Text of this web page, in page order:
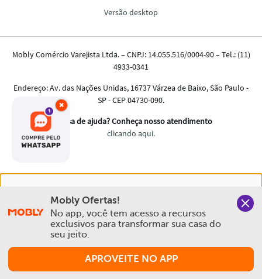
Comprar
experiência na Mobly. Quando você navega no nosso site,
aceita esta condição
Política de Privacidade e Cookies
×
Mobly Ofertas!
No app, você tem acesso a recursos
exclusivos para transformar sua casa do
seu jeito.
APROVEITE NO APP